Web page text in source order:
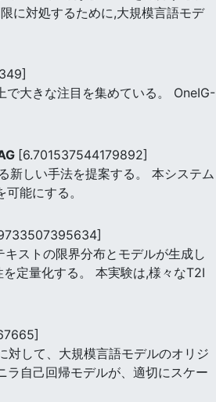
に対処するために,大規模言語モデ
大きな注目を集めている。 OneIG-
[6.701537544179892]
新しい手法を提案する。 本システム
能にする。
ストの限界分布とモデルが生成し
定量化する。 本実験は,様々なT2I
対して、大規模言語モデルのオリジ
自己回帰モデルが、適切にスケー